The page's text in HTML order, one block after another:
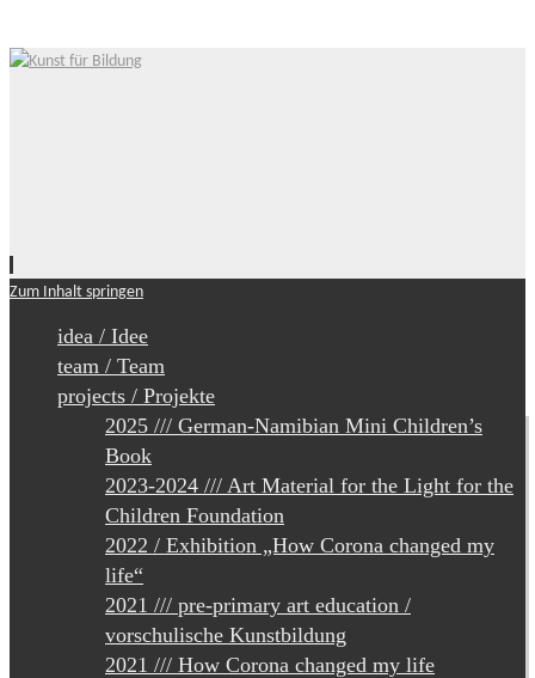
Zum Inhalt springen
idea / Idee
team / Team
projects / Projekte
2025 /// German-Namibian Mini Children’s
Book
2023-2024 /// Art Material for the Light for the
Children Foundation
2022 / Exhibition „How Corona changed my
life“
2021 /// pre-primary art education /
vorschulische Kunstbildung
2021 /// How Corona changed my life